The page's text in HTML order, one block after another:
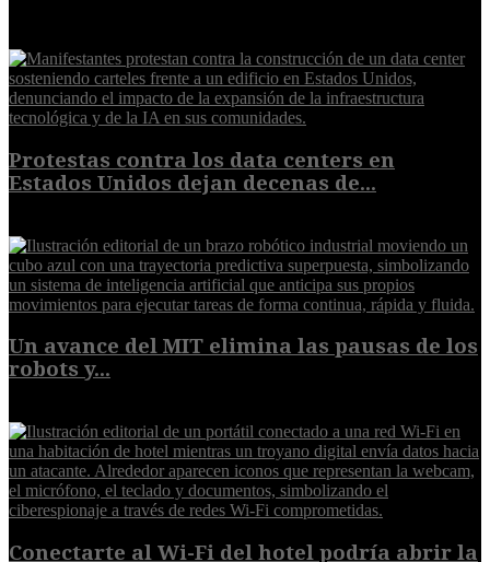
Protestas contra los data centers en
Estados Unidos dejan decenas de...
Un avance del MIT elimina las pausas de los
robots y...
Conectarte al Wi-Fi del hotel podría abrir la